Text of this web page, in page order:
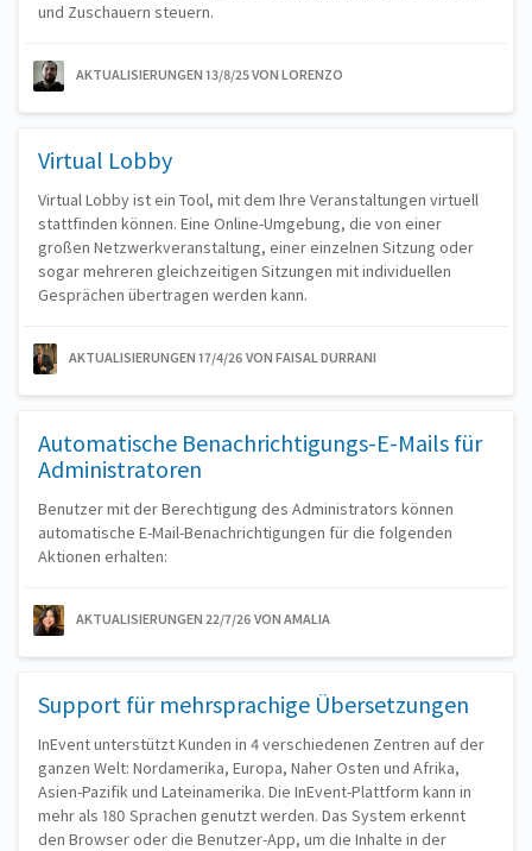
und Zuschauern steuern.
AKTUALISIERUNGEN 13/8/25VON LORENZO
Virtual Lobby
Virtual Lobby ist ein Tool, mit dem Ihre Veranstaltungen virtuell
stattfinden können. Eine Online-Umgebung, die von einer
großen Netzwerkveranstaltung, einer einzelnen Sitzung oder
sogar mehreren gleichzeitigen Sitzungen mit individuellen
Gesprächen übertragen werden kann.
AKTUALISIERUNGEN 17/4/26VON FAISAL DURRANI
Automatische Benachrichtigungs-E-Mails für
Administratoren
Benutzer mit der Berechtigung des Administrators können
automatische E-Mail-Benachrichtigungen für die folgenden
Aktionen erhalten:
AKTUALISIERUNGEN 22/7/26 VON AMALIA
Support für mehrsprachige Übersetzungen
InEvent unterstützt Kunden in 4 verschiedenen Zentren auf der
ganzen Welt: Nordamerika, Europa, Naher Osten und Afrika,
Asien-Pazifik und Lateinamerika. Die InEvent-Plattform kann in
mehr als 180 Sprachen genutzt werden. Das System erkennt
den Browser oder die Benutzer-App, um die Inhalte in der